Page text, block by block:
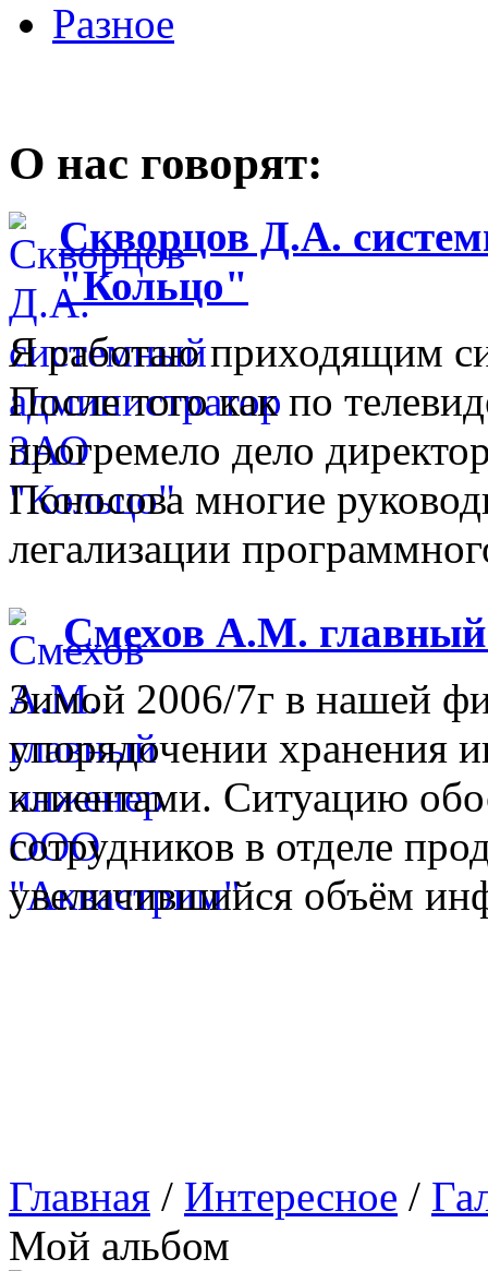
Разное
О нас говорят:
Скворцов Д.А.
"Кольцо"
Я работаю приходящим
После того как по
прогремело дело
Поносова многие
легализации
Смехов А.М.
Зимой 2006/7г в нашей
упорядочении хранения
клиентами. Ситуацию
сотрудников в отделе
увеличившийся объём
Главная / Интересное /
Мой альбом